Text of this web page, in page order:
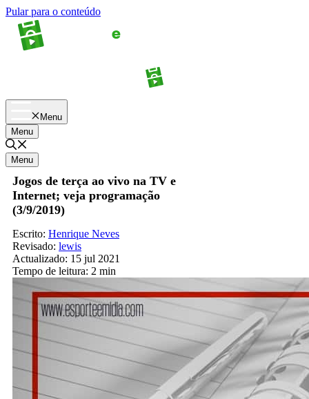
Pular para o conteúdo
Menu
Menu
Menu
Jogos de terça ao vivo na TV e
Internet; veja programação
(3/9/2019)
Escrito: Henrique Neves
Revisado: lewis
Actualizado: 15 jul 2021
Tempo de leitura: 2 min